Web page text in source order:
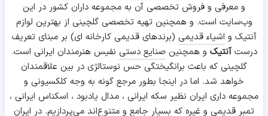
و معرفی و فروش تخصصی آن به مجموعه داران کشور در این
وب‌سایت است. و همچنین تهیه تخصصی گلچینی از بهترین لوازم
آنتیک و اشیاء قدیمی (برندهای قدیمی کارخانه ای) بر مبنای تعریف
درستآنتیک و همچنینصنایع دستی نفیس هنرمندان ایرانی است.
گلچینی که باعث برانگیختگی حس نوستالژی در بین علاقمندان
خواهد شد. اما در اینجا بطور مرجع گونه به وجه کلکسیونی و
مجموعه داری ایران نظیر سکه ایرانی ، مدال یادبود ، اسکناس ایرانی ،
تمبر قدیمی و غیره که بسیار جامع و متنوع‌اند می‌پردازیم. در ایران